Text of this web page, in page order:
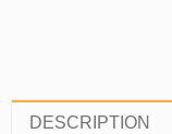
DESCRIPTION